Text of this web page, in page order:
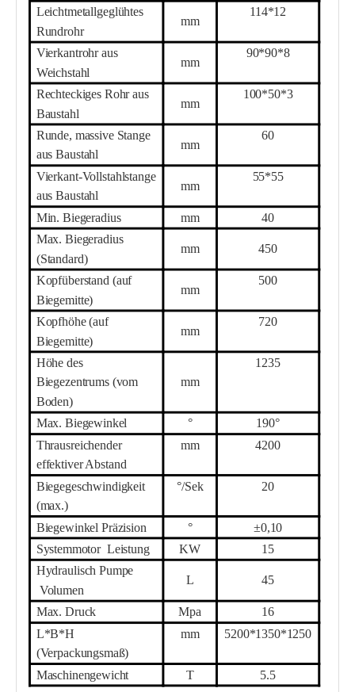
Leichtmetallgeglühtes
Rundrohr
mm
114*1 2
Vierkantrohr aus
Weichstahl
mm
90*90*8
Rechteckiges Rohr aus
Baustahl
mm
100*50*3
Runde, massive Stange
aus Baustahl
mm
60
Vierkant-Vollstahlstange
aus Baustahl
mm
55*55
Min. Biegeradius mm 40
Max. Biegeradius
(Standard)
mm 450
Kopfüberstand (auf
Biegemitte)
mm
500
Kopfhöhe (auf
Biegemitte)
mm
720
Höhe des
Biegezentrums (vom
Boden)
mm
1235
Max. Biegewinkel ° 190°
Thrausreichender
effektiver Abstand
mm 4200
Biegegeschwindigkeit
(max.)
°/Sek 20
Biegewinkel Präzision ° ±0,10
SystemmotorLeistung KW
15
HydraulischPumpe
Volumen
L 45
Max. Druck Mpa 16
L*B*H
(Verpackungsmaß)
mm 5200*1350*1250
Maschinengewicht T 5. 5